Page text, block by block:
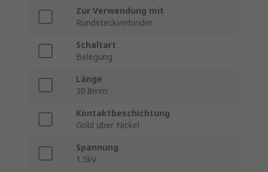
Zur Verwendung mit
Rundsteckverbinder
Schaltart
Belegung
Länge
30.8mm
Kontaktbeschichtung
Gold über Nickel
Spannung
1.5kV